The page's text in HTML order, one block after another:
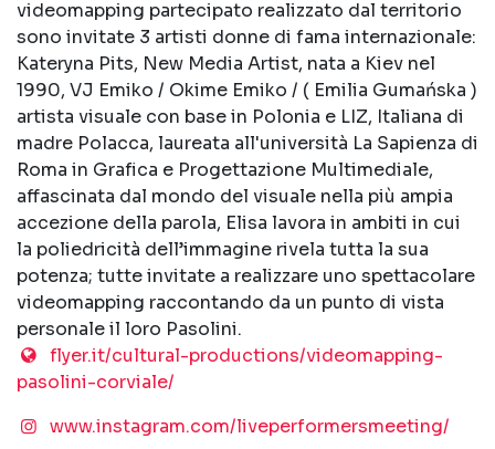
videomapping partecipato realizzato dal territorio
sono invitate 3 artisti donne di fama internazionale:
Kateryna Pits, New Media Artist, nata a Kiev nel
1990, VJ Emiko / Okime Emiko / ( Emilia Gumańska )
artista visuale con base in Polonia e LIZ, Italiana di
madre Polacca, laureata all'università La Sapienza di
Roma in Grafica e Progettazione Multimediale,
affascinata dal mondo del visuale nella più ampia
accezione della parola, Elisa lavora in ambiti in cui
la poliedricità dell’immagine rivela tutta la sua
potenza; tutte invitate a realizzare uno spettacolare
videomapping raccontando da un punto di vista
personale il loro Pasolini.
flyer.it/cultural-productions/videomapping-
pasolini-corviale/
www.instagram.com/liveperformersmeeting/